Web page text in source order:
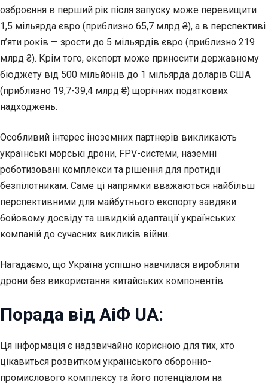
озброєння в перший рік після запуску може перевищити
1,5 мільярда євро (приблизно 65,7 млрд ₴), а в перспективі
п’яти років — зрости до 5 мільярдів євро (приблизно 219
млрд ₴). Крім того, експорт може приносити державному
бюджету від 500 мільйонів до 1 мільярда доларів США
(приблизно 19,7-39,4 млрд ₴) щорічних податкових
надходжень.
Особливий інтерес іноземних партнерів викликають
українські морські дрони, FPV-системи, наземні
роботизовані комплекси та рішення для протидії
безпілотникам. Саме ці напрямки вважаються найбільш
перспективними для майбутнього експорту завдяки
бойовому досвіду та швидкій адаптації українських
компаній до сучасних викликів війни.
Нагадаємо, що Україна успішно навчилася виробляти
дрони без використання китайських компонентів.
Порада від АіФ UA:
Ця інформація є надзвичайно корисною для тих, хто
цікавиться розвитком українського оборонно-
промислового комплексу та його потенціалом на